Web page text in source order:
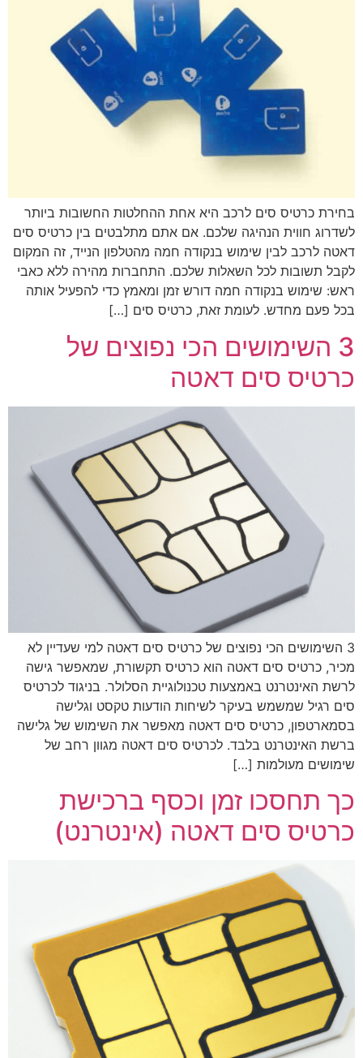
בחירת כרטיס סים לרכב היא אחת ההחלטות החשובות ביותר
לשדרוג חווית הנהיגה שלכם. אם אתם מתלבטים בין כרטיס סים
דאטה לרכב לבין שימוש בנקודה חמה מהטלפון הנייד, זה המקום
לקבל תשובות לכל השאלות שלכם. התחברות מהירה ללא כאבי
ראש: שימוש בנקודה חמה דורש זמן ומאמץ כדי להפעיל אותה
בכל פעם מחדש. לעומת זאת, כרטיס סים […]
3 השימושים הכי נפוצים של
כרטיס סים דאטה
3 השימושים הכי נפוצים של כרטיס סים דאטה למי שעדיין לא
מכיר, כרטיס סים דאטה הוא כרטיס תקשורת, שמאפשר גישה
לרשת האינטרנט באמצעות טכנולוגיית הסלולר. בניגוד לכרטיס
סים רגיל שמשמש בעיקר לשיחות הודעות טקסט וגלישה
בסמארטפון, כרטיס סים דאטה מאפשר את השימוש של גלישה
ברשת האינטרנט בלבד. לכרטיס סים דאטה מגוון רחב של
שימושים מעולמות […]
כך תחסכו זמן וכסף ברכישת
כרטיס סים דאטה (אינטרנט)